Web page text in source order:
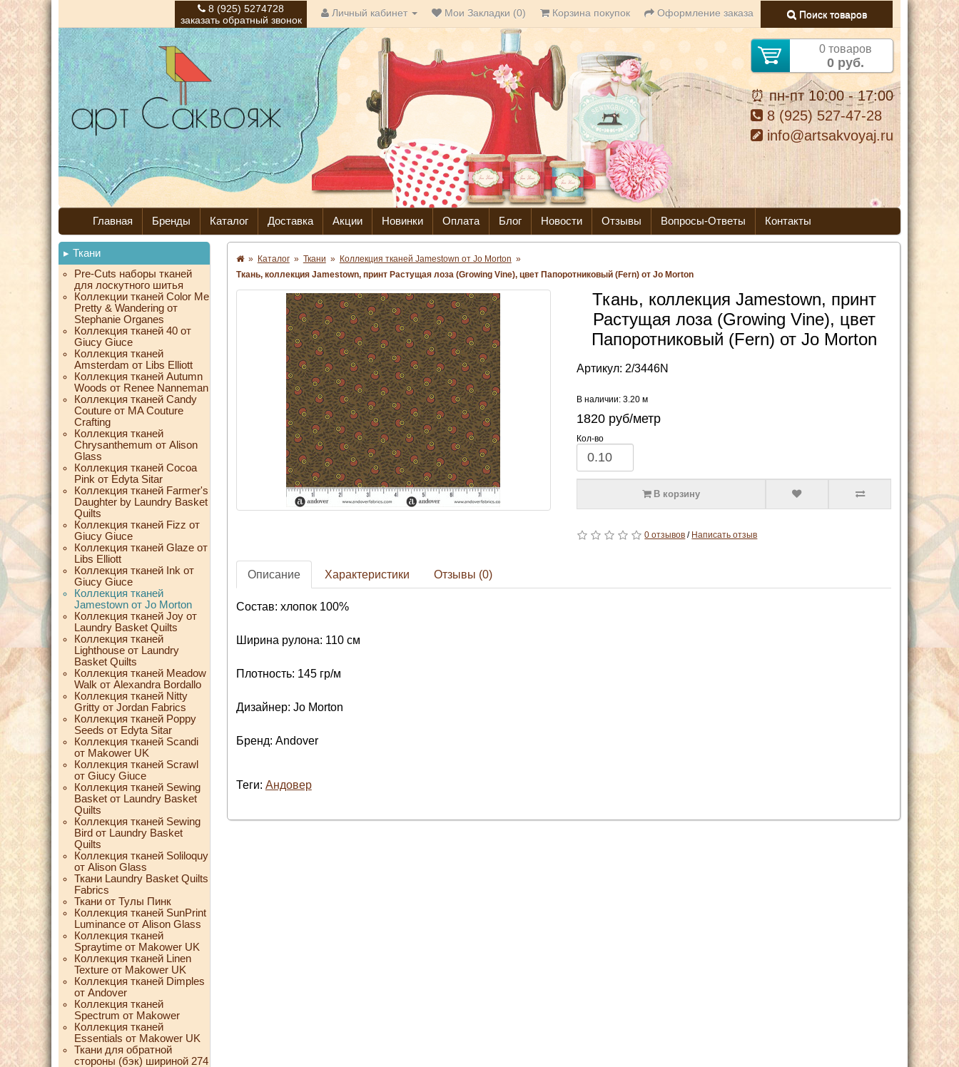
8 (925) 5274728
заказать обратный звонок
Личный кабинет Мои Закладки (0) Корзина покупок Оформление заказа Поиск товаров
0 товаров
0 руб.
⏰ пн-пт 10:00 - 17:00
8 (925) 527-47-28
info@artsakvoyaj.ru
Главная Бренды Каталог Доставка Акции Новинки Оплата Блог Новости Отзывы Вопросы-Ответы Контакты
Ткани
Pre-Cuts наборы тканей
для лоскутного шитья
Коллекции тканей Color Me
Pretty & Wandering от
Stephanie Organes
Коллекция тканей 40 от
Giucy Giuce
Коллекция тканей
Amsterdam от Libs Elliott
Коллекция тканей Autumn
Woods от Renee Nanneman
Коллекция тканей Candy
Couture от MA Couture
Crafting
Коллекция тканей
Chrysanthemum от Alison
Glass
Коллекция тканей Cocoa
Pink от Edyta Sitar
Коллекция тканей Farmer's
Daughter by Laundry Basket
Quilts
Коллекция тканей Fizz от
Giucy Giuce
Коллекция тканей Glaze от
Libs Elliott
Коллекция тканей Ink от
Giucy Giuce
Коллекция тканей
Jamestown от Jo Morton
Коллекция тканей Joy от
Laundry Basket Quilts
Коллекция тканей
Lighthouse от Laundry
Basket Quilts
Коллекция тканей Meadow
Walk от Alexandra Bordallo
Коллекция тканей Nitty
Gritty от Jordan Fabrics
Коллекция тканей Poppy
Seeds от Edyta Sitar
Коллекция тканей Scandi
от Makower UK
Коллекция тканей Scrawl
от Giucy Giuce
Коллекция тканей Sewing
Basket от Laundry Basket
Quilts
Коллекция тканей Sewing
Bird от Laundry Basket
Quilts
Коллекция тканей Soliloquy
от Alison Glass
Ткани Laundry Basket Quilts
Fabrics
Ткани от Тулы Пинк
Коллекция тканей SunPrint
Luminance от Alison Glass
Коллекция тканей
Spraytime от Makower UK
Коллекция тканей Linen
Texture от Makower UK
Коллекция тканей Dimples
от Andover
Коллекция тканей
Spectrum от Makower
Коллекция тканей
Essentials от Makower UK
Ткани для обратной
стороны (бэк) шириной 274
» Каталог » Ткани » Коллекция тканей Jamestown от Jo Morton »
Ткань, коллекция Jamestown, принт Растущая лоза (Growing Vine), цвет Папоротниковый (Fern) от Jo Morton
Ткань, коллекция Jamestown, принт
Растущая лоза (Growing Vine), цвет
Папоротниковый (Fern) от Jo Morton
Артикул: 2/3446N
В наличии: 3.20 м
1820 руб/метр
Кол-во
В корзину
0 отзывов / Написать отзыв
Описание Характеристики Отзывы (0)
Состав: хлопок 100%
Ширина рулона: 110 см
Плотность: 145 гр/м
Дизайнер: Jo Morton
Бренд: Andover
Теги: Андовер